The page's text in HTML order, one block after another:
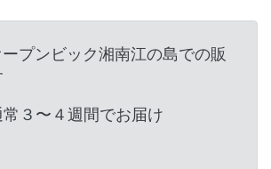
ープンビック湘南江の島での販
３〜４週間でお届け